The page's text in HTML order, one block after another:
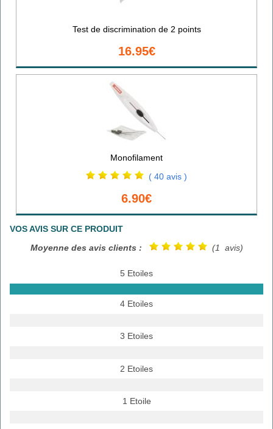
Test de discrimination de 2 points
16.95€
Monofilament
( 40 avis )
6.90€
VOS AVIS SUR CE PRODUIT
Moyenne des avis clients :
(1 avis)
5 Etoiles
4 Etoiles
3 Etoiles
2 Etoiles
1 Etoile